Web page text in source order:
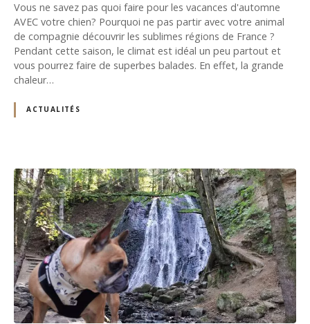
Vous ne savez pas quoi faire pour les vacances d'automne
AVEC votre chien? Pourquoi ne pas partir avec votre animal
de compagnie découvrir les sublimes régions de France ?
Pendant cette saison, le climat est idéal un peu partout et
vous pourrez faire de superbes balades. En effet, la grande
chaleur…
ACTUALITÉS